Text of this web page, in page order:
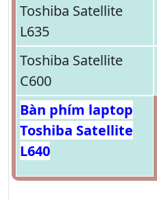
Toshiba Satellite
L635
Toshiba Satellite
C600
Bàn phím laptop
Toshiba Satellite
L640